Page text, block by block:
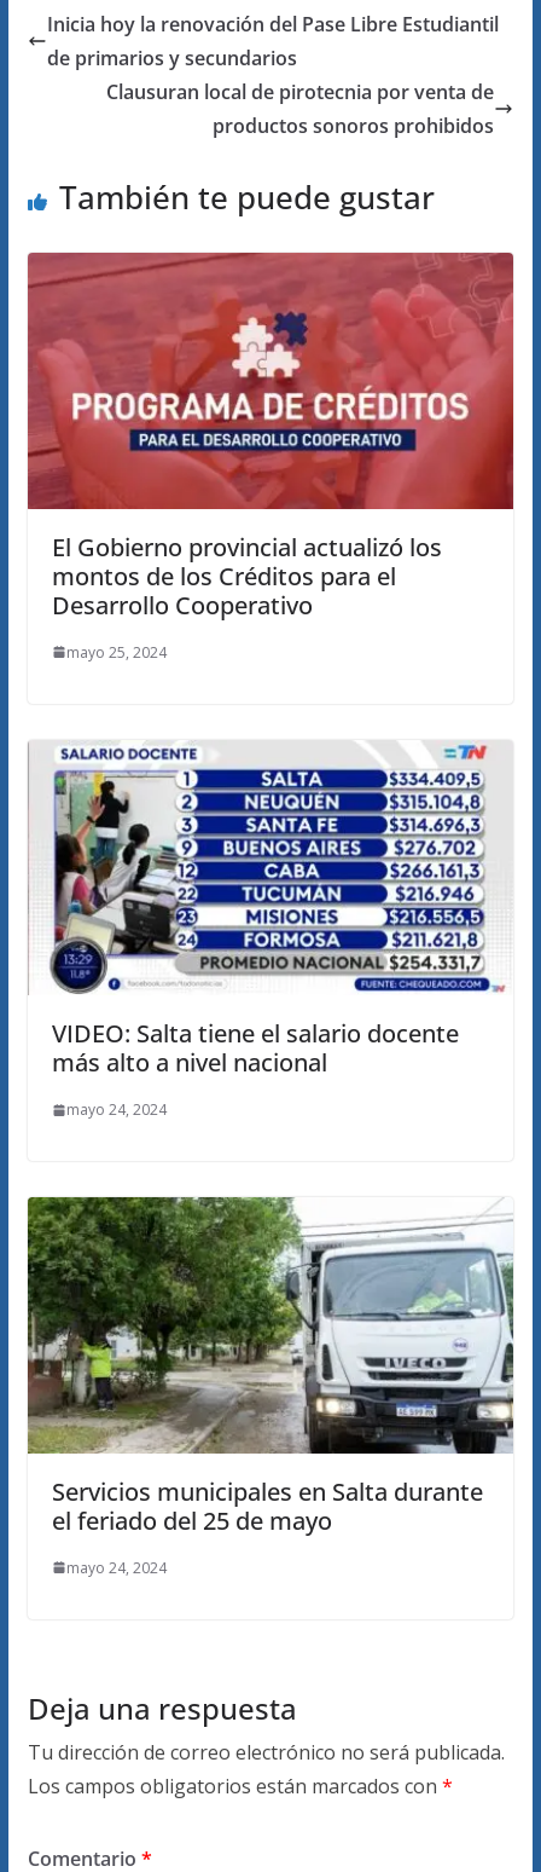
Inicia hoy la renovación del Pase Libre Estudiantil
de primarios y secundarios
Clausuran local de pirotecnia por venta de
productos sonoros prohibidos
También te puede gustar
El Gobierno provincial actualizó los
montos de los Créditos para el
Desarrollo Cooperativo
mayo 25, 2024
VIDEO: Salta tiene el salario docente
más alto a nivel nacional
mayo 24, 2024
Servicios municipales en Salta durante
el feriado del 25 de mayo
mayo 24, 2024
Deja una respuesta
Tu dirección de correo electrónico no será publicada.
Los campos obligatorios están marcados con *
Comentario *